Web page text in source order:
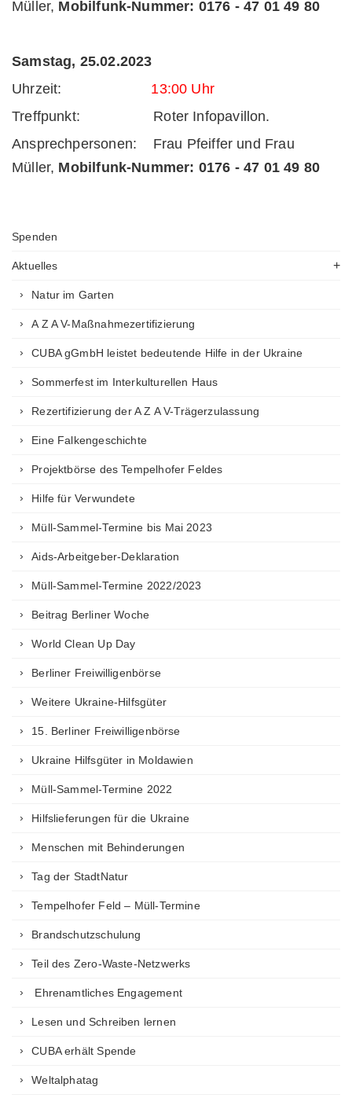
Müller, Mobilfunk-Nummer: 0176 - 47 01 49 80
Samstag, 25.02.2023
Uhrzeit: 13:00 Uhr
Treffpunkt: Roter Infopavillon.
Ansprechpersonen: Frau Pfeiffer und Frau
Müller, Mobilfunk-Nummer: 0176 - 47 01 49 80
Spenden
Aktuelles
Natur im Garten
A Z A V-Maßnahmezertifizierung
CUBA gGmbH leistet bedeutende Hilfe in der Ukraine
Sommerfest im Interkulturellen Haus
Rezertifizierung der A Z A V-Trägerzulassung
Eine Falkengeschichte
Projektbörse des Tempelhofer Feldes
Hilfe für Verwundete
Müll-Sammel-Termine bis Mai 2023
Aids-Arbeitgeber-Deklaration
Müll-Sammel-Termine 2022/2023
Beitrag Berliner Woche
World Clean Up Day
Berliner Freiwilligenbörse
Weitere Ukraine-Hilfsgüter
15. Berliner Freiwilligenbörse
Ukraine Hilfsgüter in Moldawien
Müll-Sammel-Termine 2022
Hilfslieferungen für die Ukraine
Menschen mit Behinderungen
Tag der StadtNatur
Tempelhofer Feld – Müll-Termine
Brandschutzschulung
Teil des Zero-Waste-Netzwerks
Ehrenamtliches Engagement
Lesen und Schreiben lernen
CUBA erhält Spende
Weltalphatag